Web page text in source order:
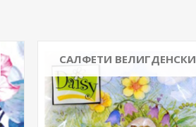
САЛФЕТИ ВЕЛИГДЕНСКИ